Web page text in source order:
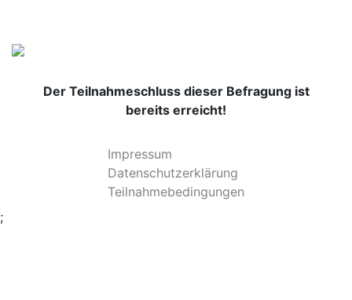
Der Teilnahmeschluss dieser Befragung ist
bereits erreicht!
Impressum
Datenschutzerklärung
Teilnahmebedingungen
;